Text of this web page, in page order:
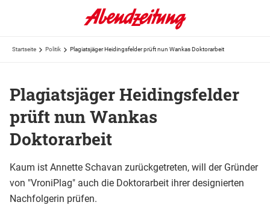
Startseite Politik Plagiatsjäger Heidingsfelder prüft nun Wankas Doktorarbeit
Plagiatsjäger Heidingsfelder
prüft nun Wankas
Doktorarbeit
Kaum ist Annette Schavan zurückgetreten, will der Gründer
von "VroniPlag" auch die Doktorarbeit ihrer designierten
Nachfolgerin prüfen.